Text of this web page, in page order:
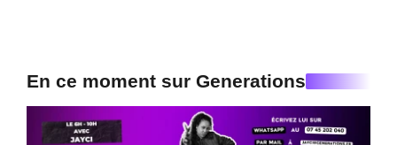
En ce moment sur Generations